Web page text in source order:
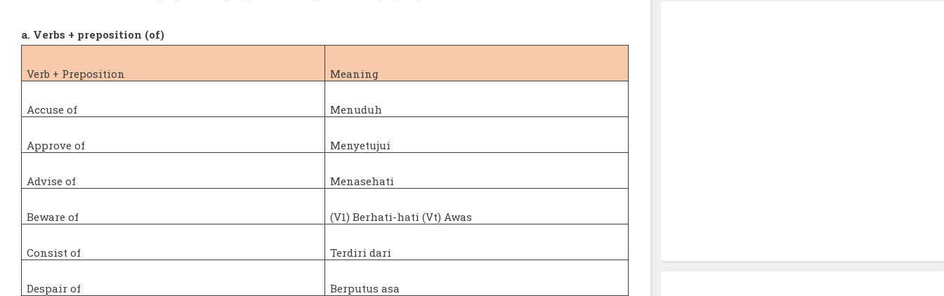
a. Verbs + preposition (of)
Verb + Preposition Meaning
Accuse of Menuduh
Approve of Menyetujui
Advise of Menasehati
Beware of (V1) Berhati-hati (Vt) Awas
Consist of Terdiri dari
Despair of Berputus asa